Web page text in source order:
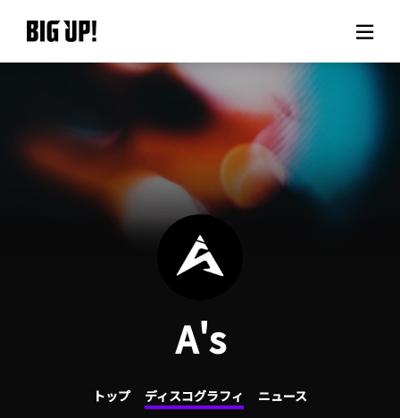
BIG UP!について
ニュース
料金プラン
サポート
ご利用の流れ
よくある質問
A's
トップ ディスコグラフィ ニュース